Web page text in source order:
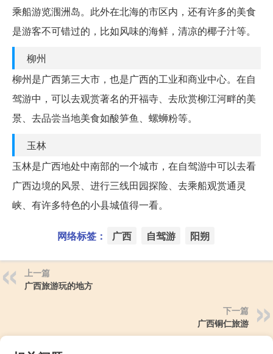
乘船游览涠洲岛。此外在北海的市区内，还有许多的美食
是游客不可错过的，比如风味的海鲜，清凉的椰子汁等。
柳州
柳州是广西第三大市，也是广西的工业和商业中心。在自
驾游中，可以去观赏著名的开福寺、去欣赏柳江河畔的美
景、去品尝当地美食如酸笋鱼、螺蛳粉等。
玉林
玉林是广西地处中南部的一个城市，在自驾游中可以去看
广西边境的风景、进行三线田园探险、去乘船观赏通灵
峡、有许多特色的小县城值得一看。
网络标签： 广西 自驾游 阳朔
上一篇
广西旅游玩的地方
下一篇
广西铜仁旅游